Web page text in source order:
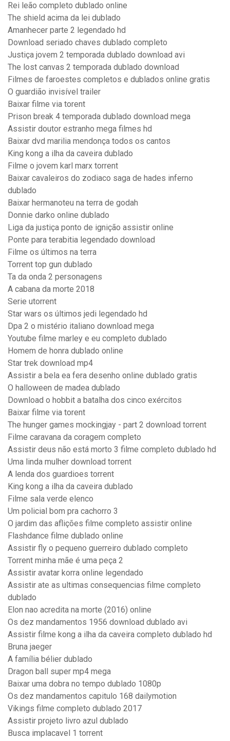
Rei leão completo dublado online
The shield acima da lei dublado
Amanhecer parte 2 legendado hd
Download seriado chaves dublado completo
Justiça jovem 2 temporada dublado download avi
The lost canvas 2 temporada dublado download
Filmes de faroestes completos e dublados online gratis
O guardião invisível trailer
Baixar filme via torent
Prison break 4 temporada dublado download mega
Assistir doutor estranho mega filmes hd
Baixar dvd marilia mendonça todos os cantos
King kong a ilha da caveira dublado
Filme o jovem karl marx torrent
Baixar cavaleiros do zodiaco saga de hades inferno
dublado
Baixar hermanoteu na terra de godah
Donnie darko online dublado
Liga da justiça ponto de ignição assistir online
Ponte para terabitia legendado download
Filme os últimos na terra
Torrent top gun dublado
Ta da onda 2 personagens
A cabana da morte 2018
Serie utorrent
Star wars os últimos jedi legendado hd
Dpa 2 o mistério italiano download mega
Youtube filme marley e eu completo dublado
Homem de honra dublado online
Star trek download mp4
Assistir a bela ea fera desenho online dublado gratis
O halloween de madea dublado
Download o hobbit a batalha dos cinco exércitos
Baixar filme via torent
The hunger games mockingjay - part 2 download torrent
Filme caravana da coragem completo
Assistir deus não está morto 3 filme completo dublado hd
Uma linda mulher download torrent
A lenda dos guardioes torrent
King kong a ilha da caveira dublado
Filme sala verde elenco
Um policial bom pra cachorro 3
O jardim das aflições filme completo assistir online
Flashdance filme dublado online
Assistir fly o pequeno guerreiro dublado completo
Torrent minha mãe é uma peça 2
Assistir avatar korra online legendado
Assistir ate as ultimas consequencias filme completo
dublado
Elon nao acredita na morte (2016) online
Os dez mandamentos 1956 download dublado avi
Assistir filme kong a ilha da caveira completo dublado hd
Bruna jaeger
A família bélier dublado
Dragon ball super mp4 mega
Baixar uma dobra no tempo dublado 1080p
Os dez mandamentos capitulo 168 dailymotion
Vikings filme completo dublado 2017
Assistir projeto livro azul dublado
Busca implacavel 1 torrent